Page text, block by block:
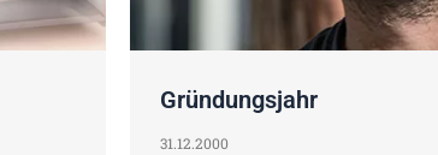
Gründungsjahr
31.12.2000